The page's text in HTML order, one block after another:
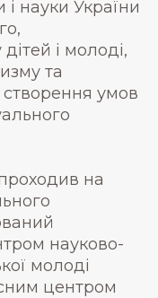
і науки України
і молоді,
та
умов
на
науково-
молоді
центром